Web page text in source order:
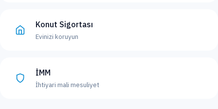
Konut Sigortası
Evinizi koruyun
İMM
İhtiyari mali mesuliyet